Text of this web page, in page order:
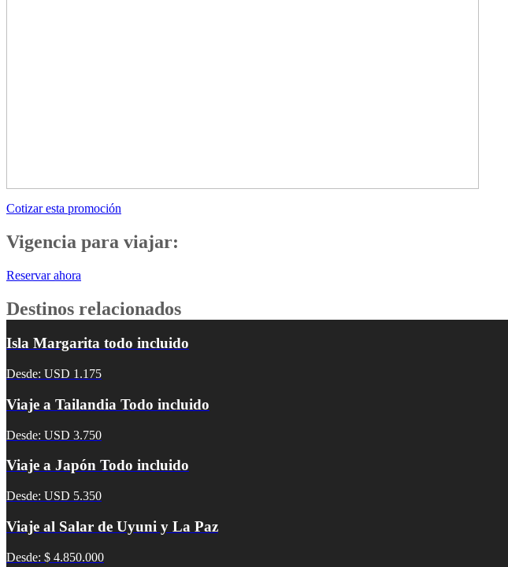
Cotizar esta promoción
Vigencia para viajar:
Reservar ahora
Destinos relacionados
Isla Margarita todo incluido
Desde: USD 1.175
Viaje a Tailandia Todo incluido
Desde: USD 3.750
Viaje a Japón Todo incluido
Desde: USD 5.350
Viaje al Salar de Uyuni y La Paz
Desde: $ 4.850.000